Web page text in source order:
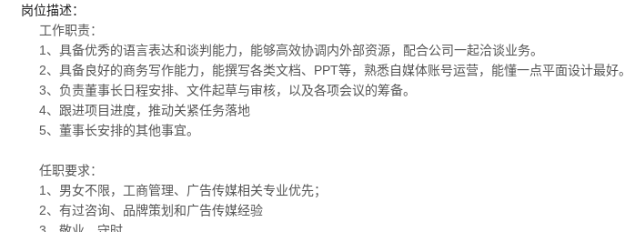
岗位描述：
工作职责：
1、具备优秀的语言表达和谈判能力，能够高效协调内外部资源，配合公司一起洽谈业务。
2、具备良好的商务写作能力，能撰写各类文档、PPT等，熟悉自媒体账号运营，能懂一点平面设计最好。
3、负责董事长日程安排、文件起草与审核，以及各项会议的筹备。
4、跟进项目进度，推动关紧任务落地
5、董事长安排的其他事宜。
任职要求：
1、男女不限，工商管理、广告传媒相关专业优先；
2、有过咨询、品牌策划和广告传媒经验